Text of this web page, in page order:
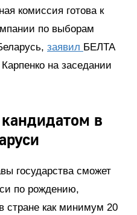
комиссия готова к
по выборам
заявил БЕЛТА
на заседании
в
государства сможет
по рождению,
стране как минимум 20